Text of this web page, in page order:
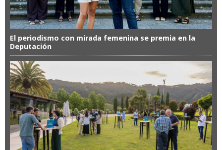
El periodismo con mirada femenina se premia en la
Deputación